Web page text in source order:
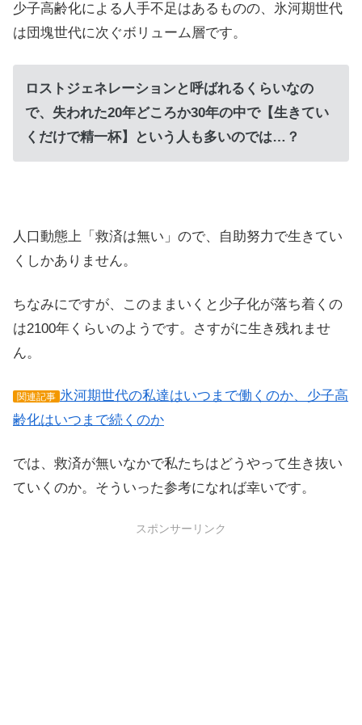
少子高齢化による人手不足はあるものの、氷河期世代
は団塊世代に次ぐボリューム層です。
ロストジェネレーションと呼ばれるくらいなの
で、失われた20年どころか30年の中で【生きてい
くだけで精一杯】という人も多いのでは…？
人口動態上「救済は無い」ので、自助努力で生きてい
くしかありません。
ちなみにですが、このままいくと少子化が落ち着くの
は2100年くらいのようです。さすがに生き残れませ
ん。
関連記事 氷河期世代の私達はいつまで働くのか、少子高
齢化はいつまで続くのか
では、救済が無いなかで私たちはどうやって生き抜い
ていくのか。そういった参考になれば幸いです。
スポンサーリンク